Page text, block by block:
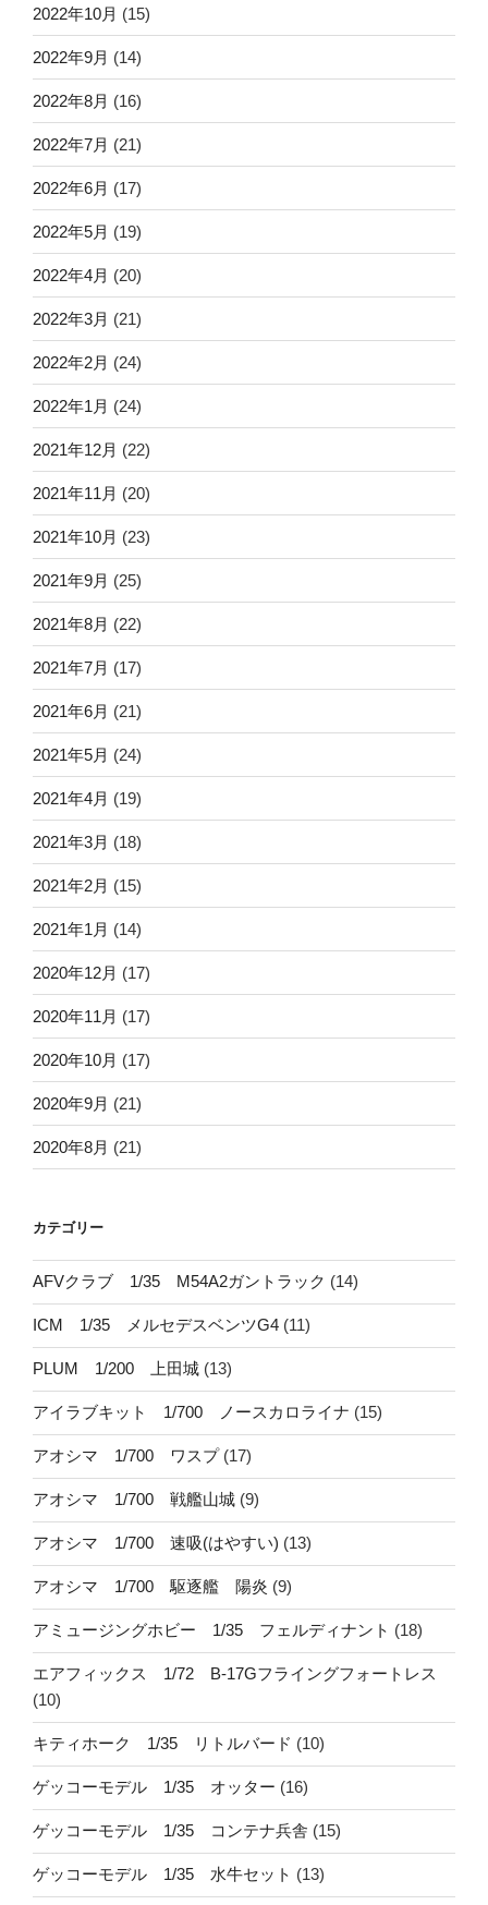
2022年10月 (15)
2022年9月 (14)
2022年8月 (16)
2022年7月 (21)
2022年6月 (17)
2022年5月 (19)
2022年4月 (20)
2022年3月 (21)
2022年2月 (24)
2022年1月 (24)
2021年12月 (22)
2021年11月 (20)
2021年10月 (23)
2021年9月 (25)
2021年8月 (22)
2021年7月 (17)
2021年6月 (21)
2021年5月 (24)
2021年4月 (19)
2021年3月 (18)
2021年2月 (15)
2021年1月 (14)
2020年12月 (17)
2020年11月 (17)
2020年10月 (17)
2020年9月 (21)
2020年8月 (21)
カテゴリー
AFVクラブ 1/35 M54A2ガントラック (14)
ICM 1/35 メルセデスベンツG4 (11)
PLUM 1/200 上田城 (13)
アイラブキット 1/700 ノースカロライナ (15)
アオシマ 1/700 ワスプ(17)
アオシマ 1/700 戦艦山城 (9)
アオシマ 1/700 速吸(はやすい) (13)
アオシマ 1/700 駆逐艦 陽炎 (9)
アミュージングホビー 1/35 フェルディナント (18)
エアフィックス 1/72 B-17Gフライングフォートレス
(10)
キティホーク 1/35 リトルバード (10)
ゲッコーモデル 1/35 オッター (16)
ゲッコーモデル 1/35 コンテナ兵舎 (15)
ゲッコーモデル 1/35 水牛セット (13)